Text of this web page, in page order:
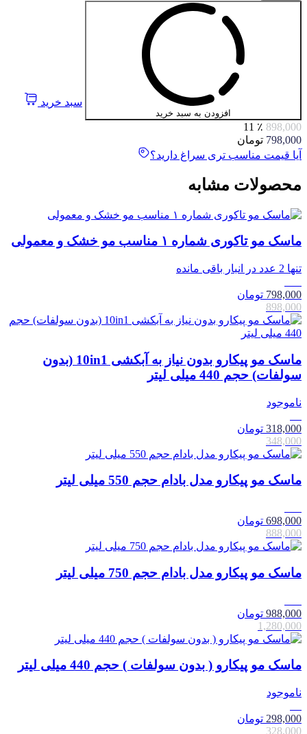
افزودن به سبد خرید
سبد خرید
898,000 ٪ 11
798,000 تومان
آیا قیمت مناسب تری سراغ دارید؟
محصولات مشابه
ماسک مو تاکوری شماره ۱ مناسب مو خشک و معمولی
تنها 2 عدد در انبار باقی مانده
798,000 تومان
898,000
ماسک مو پیکارو بدون نیاز به آبکشی 10in1 (بدون
سولفات) حجم 440 میلی لیتر
ناموجود
318,000 تومان
348,000
ماسک مو پیکارو مدل بادام حجم 550 میلی لیتر
698,000 تومان
888,000
ماسک مو پیکارو مدل بادام حجم 750 میلی لیتر
988,000 تومان
1,280,000
ماسک مو پیکارو ( بدون سولفات ) حجم 440 میلی لیتر
ناموجود
298,000 تومان
328,000